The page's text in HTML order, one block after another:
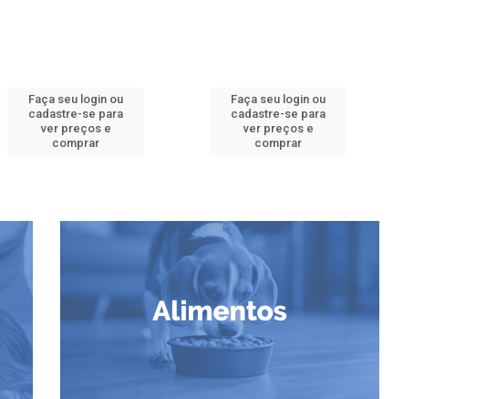
Faça seu login ou
cadastre-se para
ver preços e
comprar
Faça seu login ou
cadastre-se para
ver preços e
comprar